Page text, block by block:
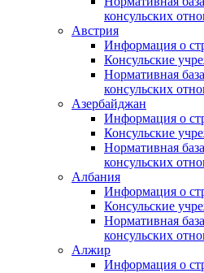
консульских
Австрия
Информация о
Консульские
Нормативная
консульских
Азербайджан
Информация о
Консульские
Нормативная
консульских
Албания
Информация о
Консульские
Нормативная
консульских
Алжир
Информация о